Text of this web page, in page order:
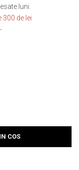
luni.
300 de lei
COS